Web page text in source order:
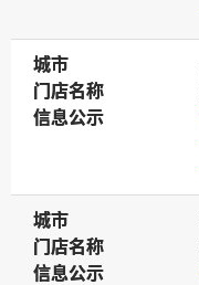
城市
城市
门店名称
门店名称
信息公示
信息公示
城市
城市
门店名称
门店名称
信息公示
信息公示